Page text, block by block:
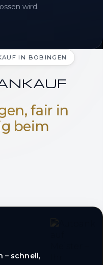
wird.
IN BOBINGEN
fair in
beim
– schnell,